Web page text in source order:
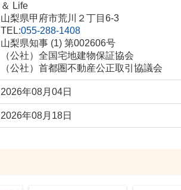
＆ Life
山梨県甲府市荒川２丁目6-3
TEL:055-288-1408
山梨県知事 (1) 第002606号
（公社）全国宅地建物保証協会
（公社）首都圏不動産公正取引協議会
2026年08月04日
2026年08月18日